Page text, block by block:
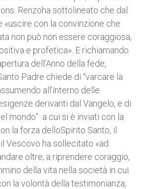
Renzoha sottolineato che dal
«uscire con la convinzione che
non può non essere coraggiosa,
e profetica». E richiamando
dell’Anno della fede,
Padre chiede di “varcare la
all’interno delle
derivanti dal Vangelo, e di
mondo” a cui si è inviati con la
la forza delloSpirito Santo, il
Vescovo ha sollecitato «ad
oltre, a riprendere coraggio,
della vita nella società in cui
la volontà della testimonianza,